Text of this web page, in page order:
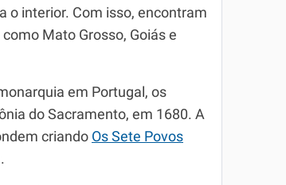
o interior. Com isso, encontram
Mato Grosso, Goiás e
em Portugal, os
do Sacramento, em 1680. A
criando Os Sete Povos